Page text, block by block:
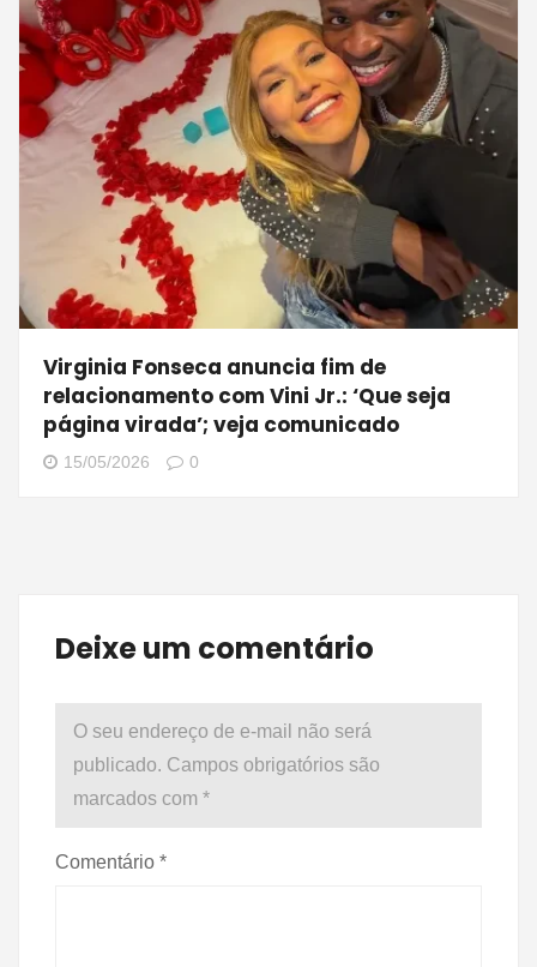
Virginia Fonseca anuncia fim de
relacionamento com Vini Jr.: ‘Que seja
página virada’; veja comunicado
15/05/2026 0
Deixe um comentário
O seu endereço de e-mail não será
publicado. Campos obrigatórios são
marcados com *
Comentário *